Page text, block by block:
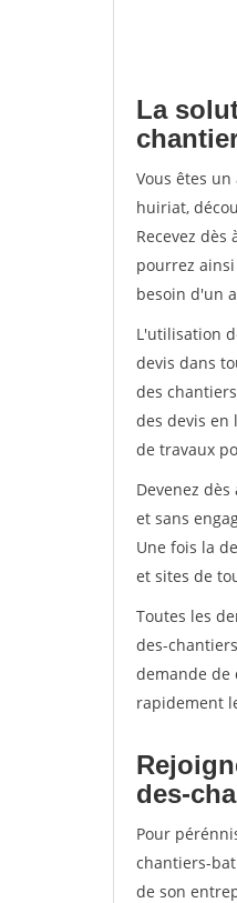
La
Vous êtes
huiriat,
Recevez
pourrez
besoin d'un
L'utilisation
devis dans
des
des devis en
de travaux
Devenez
et sans
Une fois la
et sites de
Toutes les
des-
demande de
rapidement
des-
Pour
chantiers-
de son